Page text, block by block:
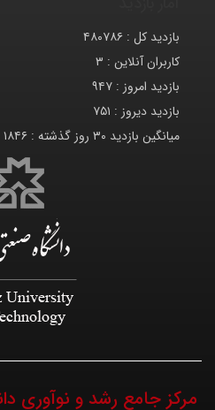
بازدید کل : ۴۸۰۷۸۶
کاربران آنلاین : ۳
بازدید امروز : ۹۴۷
بازدید دیروز : ۷۵۱
میانگین بازدید ۳۰ روز گذشته :
۱۸۴۶
مرکز جامع رشد و نوآوری